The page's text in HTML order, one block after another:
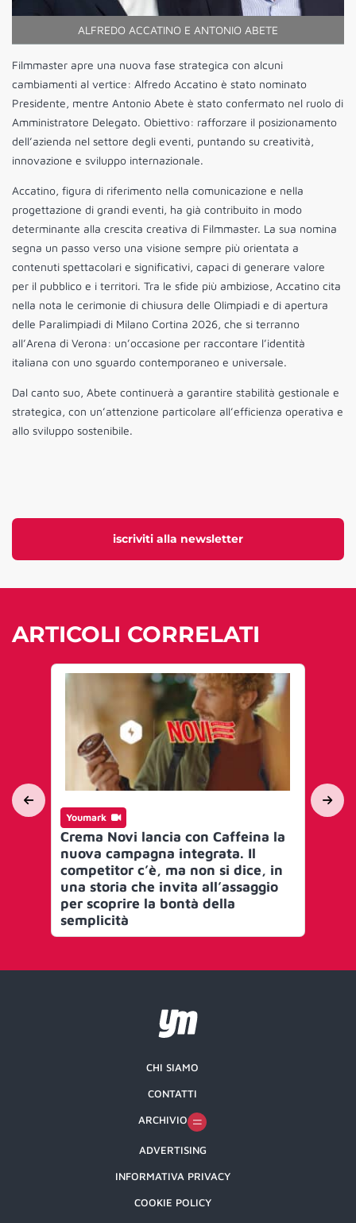
iscriviti alla newsletter
ALFREDO ACCATINO E ANTONIO ABETE
Filmmaster apre una nuova fase strategica con alcuni
cambiamenti al vertice: Alfredo Accatino è stato nominato
Presidente, mentre Antonio Abete è stato confermato nel ruolo di
Amministratore Delegato. Obiettivo: rafforzare il posizionamento
dell’azienda nel settore degli eventi, puntando su creatività,
innovazione e sviluppo internazionale.
Accatino, figura di riferimento nella comunicazione e nella
progettazione di grandi eventi, ha già contribuito in modo
determinante alla crescita creativa di Filmmaster. La sua nomina
segna un passo verso una visione sempre più orientata a
contenuti spettacolari e significativi, capaci di generare valore
per il pubblico e i territori. Tra le sfide più ambiziose, Accatino cita
nella nota le cerimonie di chiusura delle Olimpiadi e di apertura
delle Paralimpiadi di Milano Cortina 2026, che si terranno
all’Arena di Verona: un’occasione per raccontare l’identità
italiana con uno sguardo contemporaneo e universale.
Dal canto suo, Abete continuerà a garantire stabilità gestionale e
strategica, con un’attenzione particolare all’efficienza operativa e
allo sviluppo sostenibile.
ARTICOLI CORRELATI
Youmark
Crema Novi lancia con Caffeina la
nuova campagna integrata. Il
competitor c’è, ma non si dice, in
una storia che invita all’assaggio
per scoprire la bontà della
semplicità
CHI SIAMO
CONTATTI
ARCHIVIO
ADVERTISING
INFORMATIVA PRIVACY
COOKIE POLICY